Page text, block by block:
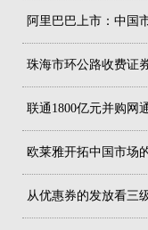
阿里巴巴上市：中国
珠海市环公路收费证
联通1800亿元并购网
欧莱雅开拓中国市场
从优惠券的发放看三